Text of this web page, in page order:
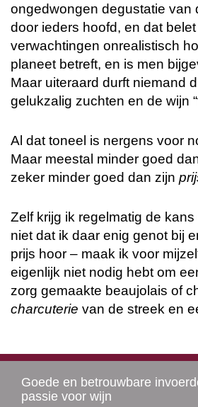
ongedwongen degustatie van
door ieders hoofd, en dat
verwachtingen onrealistisch
planeet betreft, en is men
Maar uiteraard durft niemand
gelukzalig zuchten en de wijn
Al dat toneel is nergens voor
Maar meestal minder goed
zeker minder goed dan zijn
Zelf krijg ik regelmatig de
niet dat ik daar enig genot bij
prijs hoor – maak ik voor
eigenlijk niet nodig hebt om
zorg gemaakte beaujolais of
charcuterie van de streek en
Goede en betrouwbare
passie voor wijn